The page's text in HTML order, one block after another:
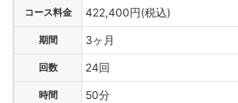
コース料金 422,400円(税込)
期間 3ヶ月
回数 24回
時間 50分